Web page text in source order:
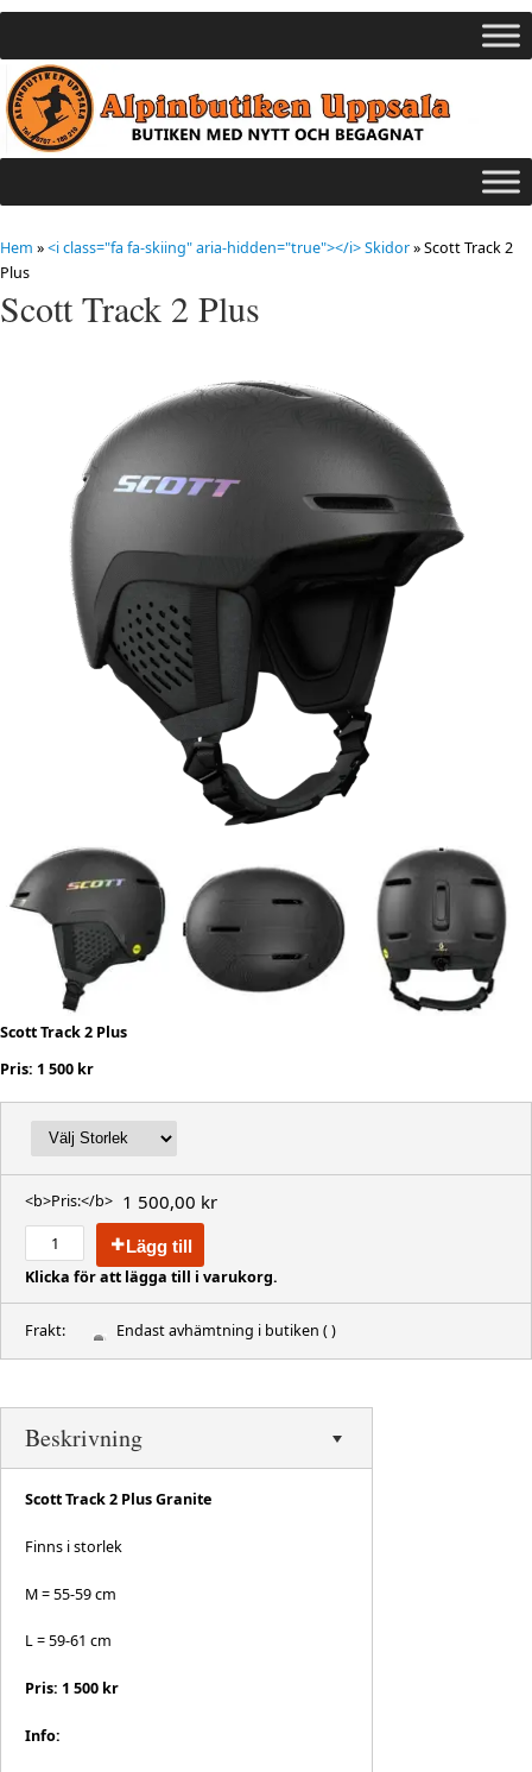
Hem »<i class="fa fa-skiing" aria-hidden="true"></i> Skidor»Scott Track 2
Plus
Scott Track 2 Plus
Scott Track 2 Plus
Pris: 1 500 kr
<b>Pris:</b> 1 500,00 kr
Lägg till
Klicka för att lägga till i varukorg.
Frakt: Endast avhämtning i butiken ( )
Beskrivning
Scott Track 2 Plus Granite
Finns i storlek
M = 55-59 cm
L = 59-61 cm
Pris: 1 500 kr
Info: